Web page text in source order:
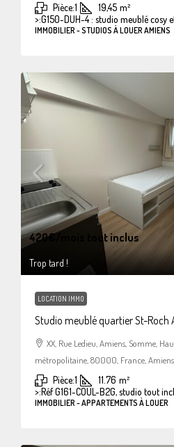
Pièce:1 19,45 m²
>:G150-DUH-4 : studio meublé cosy
IMMOBILIER - STUDIOS À LOUER AMIENS
420€/mois tout inclus
Trop tard !
LOCATION IMMO
Studio meublé quartier St-Roch
XX, Rue Ledieu, Amiens, Somme,
métropolitaine, 80000, France,
Pièce:1 11.76 m²
>:Réf G161-COUL-B2G, studio tout
IMMOBILIER - APPARTEMENTS À LOUER